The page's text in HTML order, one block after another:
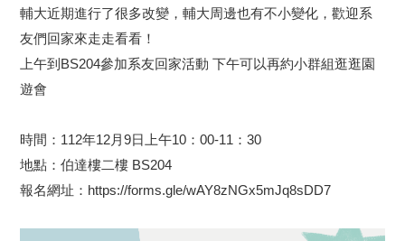
輔大近期進行了很多改變，輔大周邊也有不小變化，歡迎系
友們回家來走走看看！
上午到BS204參加系友回家活動 下午可以再約小群組逛逛園
遊會
時間：112年12月9日上午10：00-11：30
地點：伯達樓二樓 BS204
報名網址： https://forms.gle/wAY8zNGx5mJq8sDD7